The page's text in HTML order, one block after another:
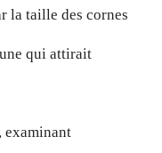
la taille des cornes
qui attirait
examinant